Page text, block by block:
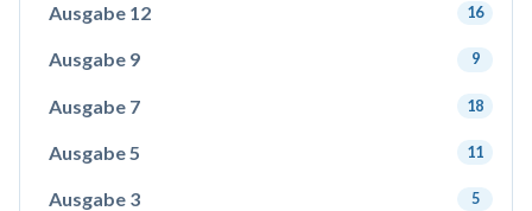
Ausgabe 12 16
Ausgabe 9 9
Ausgabe 7 18
Ausgabe 5 11
Ausgabe 3 5